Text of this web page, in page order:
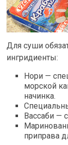
Для суши
ингридиенты:
Нори —
морской
начинка.
Вассаби —
приправа